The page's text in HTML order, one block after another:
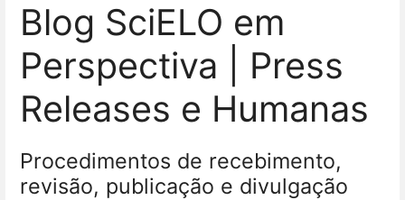
Blog SciELO em
Perspectiva | Press
Releases e Humanas
Procedimentos de recebimento,
revisão, publicação e divulgação